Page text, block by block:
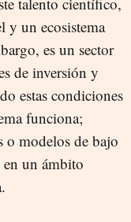
y un ecosistema
es un sector
de inversión y
estas condiciones
funciona;
o modelos de bajo
un ámbito